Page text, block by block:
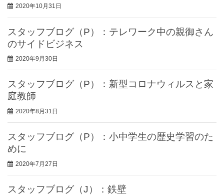
2020年10月31日
スタッフブログ（P）：テレワーク中の親御さん
のサイドビジネス
2020年9月30日
スタッフブログ（P）：新型コロナウィルスと家
庭教師
2020年8月31日
スタッフブログ（P）：小中学生の歴史学習のた
めに
2020年7月27日
スタッフブログ（J）：鉄壁